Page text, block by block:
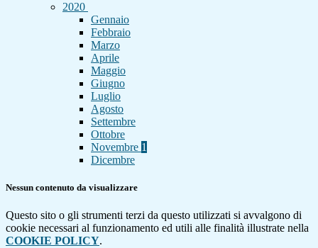
2020
Gennaio
Febbraio
Marzo
Aprile
Maggio
Giugno
Luglio
Agosto
Settembre
Ottobre
Novembre 1
Dicembre
Nessun contenuto da visualizzare
Questo sito o gli strumenti terzi da questo utilizzati si avvalgono di
cookie necessari al funzionamento ed utili alle finalità illustrate nella
COOKIE POLICY.